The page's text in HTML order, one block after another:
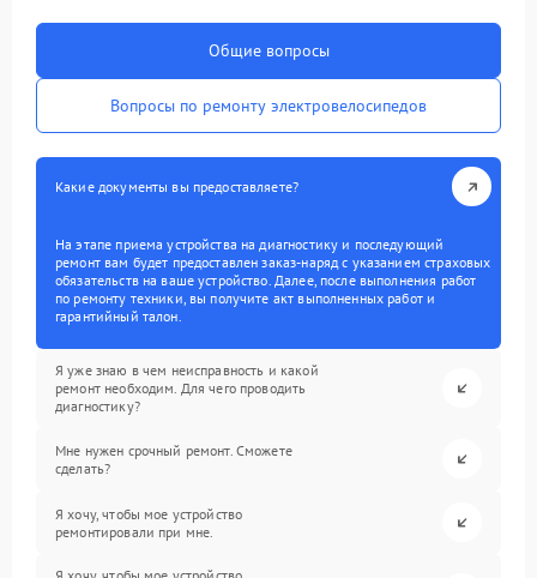
Общие вопросы
Вопросы по ремонту электровелосипедов
Какие документы вы предоставляете?
На этапе приема устройства на диагностику и последующий
ремонт вам будет предоставлен заказ-наряд с указанием страховых
обязательств на ваше устройство. Далее, после выполнения работ
по ремонту техники, вы получите акт выполненных работ и
гарантийный талон.
Я уже знаю в чем неисправность и какой
ремонт необходим. Для чего проводить
диагностику?
Мне нужен срочный ремонт. Сможете
сделать?
Я хочу, чтобы мое устройство
ремонтировали при мне.